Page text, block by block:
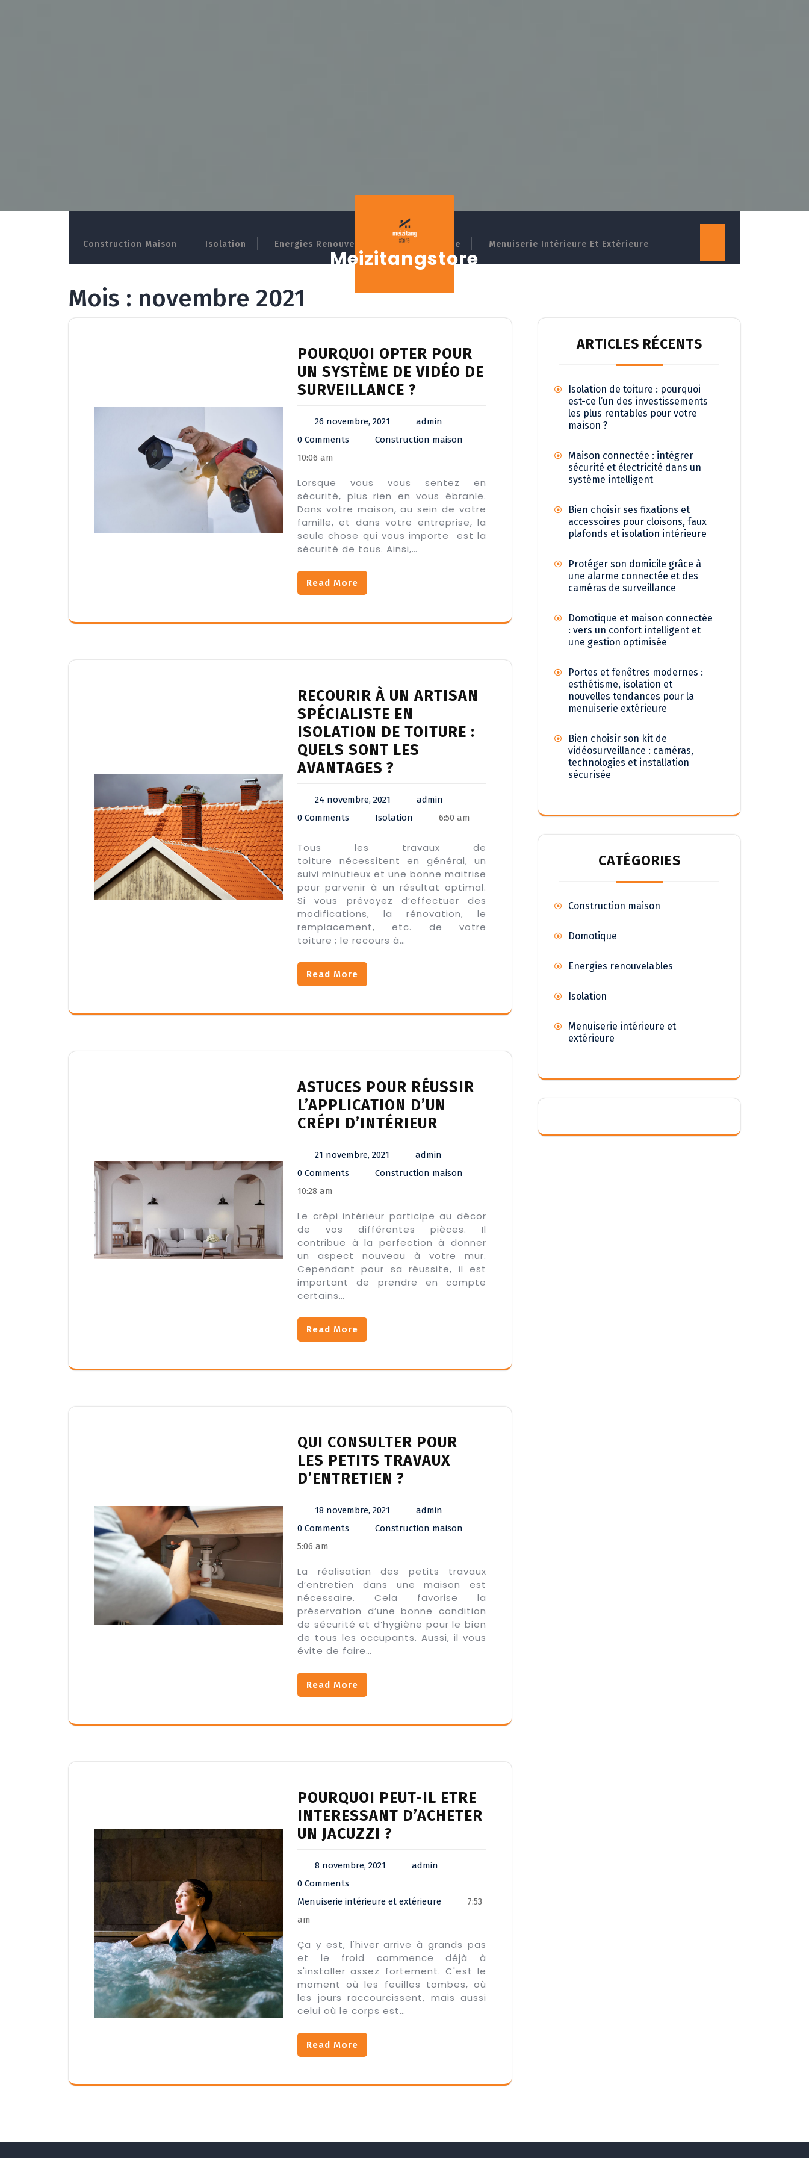
Meizitangstore
Construction Maison Isolation Energies Renouvelables Domotique Menuiserie Intérieure Et Extérieure
Mois : novembre 2021
POURQUOI OPTER POUR
UN SYSTÈME DE VIDÉO DE
SURVEILLANCE ?
26 novembre, 2021
admin
0 Comments
Construction maison
10:06 am
Lorsque vous vous sentez en
sécurité, plus rien en vous ébranle.
Dans votre maison, au sein de votre
famille, et dans votre entreprise, la
seule chose qui vous importe est la
sécurité de tous. Ainsi,…
Read More
RECOURIR À UN ARTISAN
SPÉCIALISTE EN
ISOLATION DE TOITURE :
QUELS SONT LES
AVANTAGES ?
24 novembre, 2021
admin
0 Comments
Isolation 6:50 am
Tous les travaux de
toiture nécessitent en général, un
suivi minutieux et une bonne maitrise
pour parvenir à un résultat optimal.
Si vous prévoyez d’effectuer des
modifications, la rénovation, le
remplacement, etc. de votre
toiture ; le recours à…
Read More
ASTUCES POUR RÉUSSIR
L’APPLICATION D’UN
CRÉPI D’INTÉRIEUR
21 novembre, 2021
admin
0 Comments
Construction maison
10:28 am
Le crépi intérieur participe au décor
de vos différentes pièces. Il
contribue à la perfection à donner
un aspect nouveau à votre mur.
Cependant pour sa réussite, il est
important de prendre en compte
certains…
Read More
QUI CONSULTER POUR
LES PETITS TRAVAUX
D’ENTRETIEN ?
18 novembre, 2021
admin
0 Comments
Construction maison
5:06 am
La réalisation des petits travaux
d’entretien dans une maison est
nécessaire. Cela favorise la
préservation d’une bonne condition
de sécurité et d’hygiène pour le bien
de tous les occupants. Aussi, il vous
évite de faire…
Read More
POURQUOI PEUT-IL ETRE
INTERESSANT D’ACHETER
UN JACUZZI ?
8 novembre, 2021
admin
0 Comments
Menuiserie intérieure et extérieure
7:53
am
Ça y est, l'hiver arrive à grands pas
et le froid commence déjà à
s'installer assez fortement. C'est le
moment où les feuilles tombes, où
les jours raccourcissent, mais aussi
celui où le corps est…
Read More
ARTICLES RÉCENTS
Isolation de toiture : pourquoi
est-ce l’un des investissements
les plus rentables pour votre
maison ?
Maison connectée : intégrer
sécurité et électricité dans un
système intelligent
Bien choisir ses fixations et
accessoires pour cloisons, faux
plafonds et isolation intérieure
Protéger son domicile grâce à
une alarme connectée et des
caméras de surveillance
Domotique et maison connectée
: vers un confort intelligent et
une gestion optimisée
Portes et fenêtres modernes :
esthétisme, isolation et
nouvelles tendances pour la
menuiserie extérieure
Bien choisir son kit de
vidéosurveillance : caméras,
technologies et installation
sécurisée
CATÉGORIES
Construction maison
Domotique
Energies renouvelables
Isolation
Menuiserie intérieure et
extérieure